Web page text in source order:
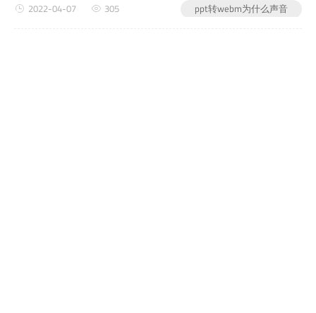
类的时候，会遇到ppt转webm为什么声音的问题...
ppt转webm为什么声音
2022-04-07 305